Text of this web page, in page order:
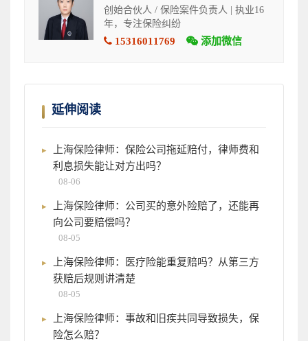
创始合伙人 / 保险案件负责人 | 执业16
年，专注保险纠纷
15316011769 添加微信
延伸阅读
上海保险律师：保险公司拖延赔付，律师费和
利息损失能让对方出吗？
08-06
上海保险律师：公司买的意外险赔了，还能再
向公司要赔偿吗？
08-05
上海保险律师：医疗险能重复赔吗？从第三方
获赔后规则讲清楚
08-05
上海保险律师：事故和旧疾共同导致损失，保
险怎么赔？